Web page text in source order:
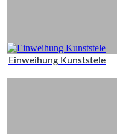
Einweihung Kunststele